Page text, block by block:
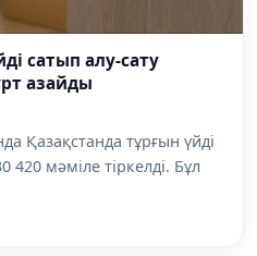
сатып алу-сату
азайды
Қазақстанда тұрғын үйді
мәміле тіркелді. Бұл